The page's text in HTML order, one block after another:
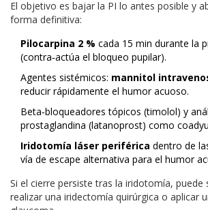
El objetivo es bajar la PI lo antes posible y
forma definitiva:
Pilocarpina 2 % cada 15 min durante la
(contra‑actúa el bloqueo pupilar).
Agentes sistémicos: mannitol
reducir rápidamente el humor acuoso.
Beta‑bloqueadores tópicos (timolol) y
prostaglandina (latanoprost) como
Iridotomía láser periférica dentro de
vía de escape alternativa para el humor
Si el cierre persiste tras la iridotomía, puede
realizar una iridectomía quirúrgica o aplicar